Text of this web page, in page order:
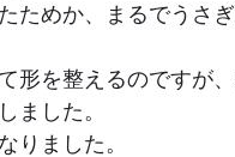
ためか、まるでうさ
形を整えるのですが
ました。
りました。